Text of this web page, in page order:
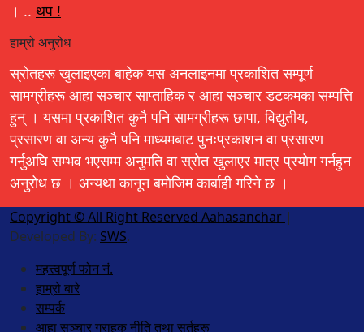
। .. थप !
हाम्रो अनुरोध
स्रोतहरू खुलाइएका बाहेक यस अनलाइनमा प्रकाशित सम्पूर्ण
सामग्रीहरू आहा सञ्चार साप्ताहिक र आहा सञ्चार डटकमका सम्पत्ति
हुन् । यसमा प्रकाशित कुनै पनि सामग्रीहरू छापा, विद्युतीय,
प्रसारण वा अन्य कुनै पनि माध्यमबाट पुनःप्रकाशन वा प्रसारण
गर्नुअघि सम्भव भएसम्म अनुमति वा स्रोत खुलाएर मात्र प्रयोग गर्नहुन
अनुरोध छ । अन्यथा कानून बमोजिम कार्बाही गरिने छ ।
Copyright © All Right Reserved Aahasanchar |
Developed By: SWS.
महत्त्वपूर्ण फोन नं.
हाम्रो बारे
सम्पर्क
आहा सञ्चार ग्राहक नीति तथा सर्तहरू